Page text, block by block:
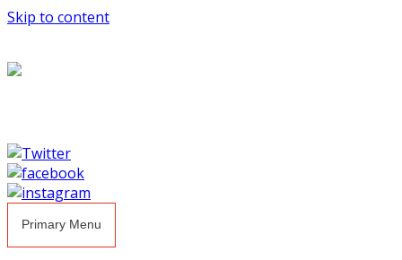
Skip to content
Primary Menu